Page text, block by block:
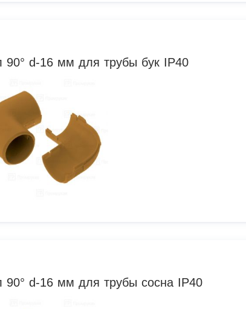
90° d-16 мм для трубы бук IP40
90° d-16 мм для трубы сосна IP40